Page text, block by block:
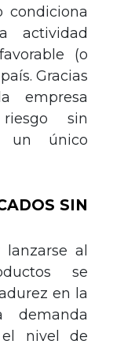
condiciona
actividad
(o
Gracias
empresa
sin
un único
SIN
al
se
en la
nivel de